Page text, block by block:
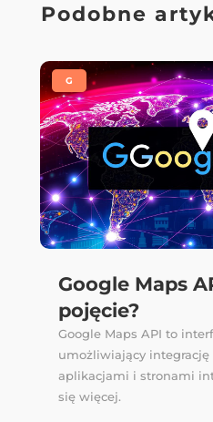
Podobne
Google Maps
pojęcie?
G
Google Maps API to
umożliwiający integrację
aplikacjami i stronami
się więcej.